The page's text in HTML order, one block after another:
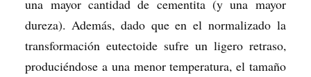
una mayor cantidad de cementita (y una mayor
dureza). Además, dado que en el normalizado la
transformación eutectoide sufre un ligero retraso,
produciéndose a una menor temperatura, el tamaño